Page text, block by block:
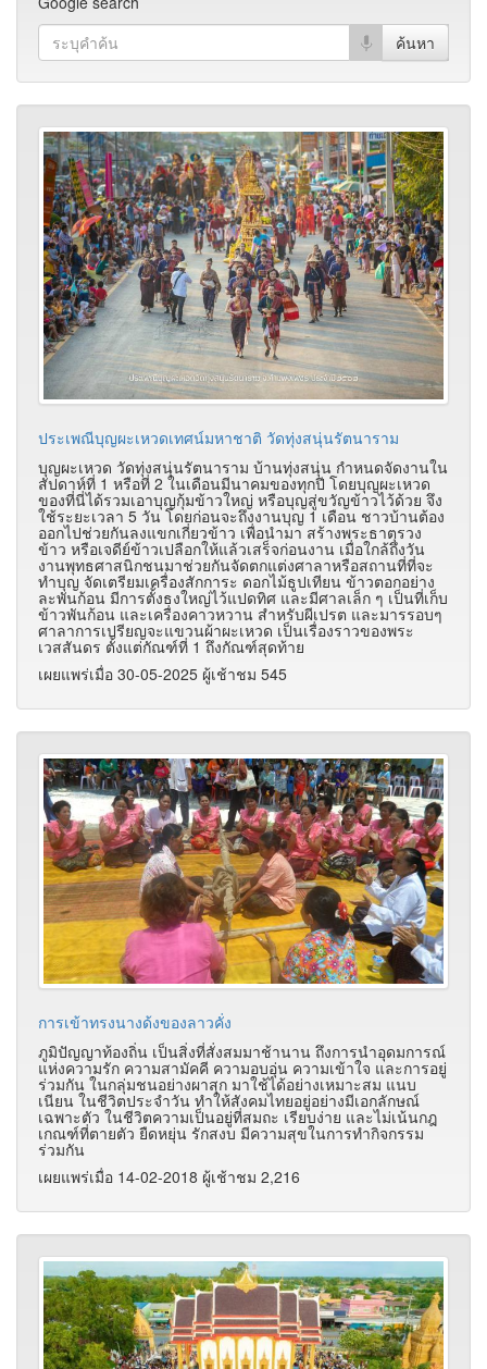
ประเพณีบุญผะเหวดเทศน์มหาชาติ วัดทุ่งสนุ่นรัตนาราม
บุญผะเหวด วัดทุ่งสนุ่นรัตนาราม บ้านทุ่งสนุ่น กำหนดจัดงานใน
สัปดาห์ที่ 1 หรือที่ 2 ในเดือนมีนาคมของทุกปี โดยบุญผะเหวด
ของที่นี่ได้รวมเอาบุญกุ้มข้าวใหญ่ หรือบุญสู่ขวัญข้าวไว้ด้วย จึง
ใช้ระยะเวลา 5 วัน โดยก่อนจะถึงงานบุญ 1 เดือน ชาวบ้านต้อง
ออกไปช่วยกันลงแขกเกี่ยวข้าว เพื่อนำมา สร้างพระธาตุรวง
ข้าว หรือเจดีย์ข้าวเปลือกให้แล้วเสร็จก่อนงาน เมื่อใกล้ถึงวัน
งานพุทธศาสนิกชนมาช่วยกันจัดตกแต่งศาลาหรือสถานที่ที่จะ
ทำบุญ จัดเตรียมเครื่องสักการะ ดอกไม้ธูปเทียน ข้าวตอกอย่าง
ละพันก้อน มีการตั้งธงใหญ่ไว้แปดทิศ และมีศาลเล็ก ๆ เป็นที่เก็บ
ข้าวพันก้อน และเครื่องคาวหวาน สำหรับผีเปรต และมารรอบๆ
ศาลาการเปรียญจะแขวนผ้าผะเหวด เป็นเรื่องราวของพระ
เวสสันดร ตั้งแต่กัณฑ์ที่ 1 ถึงกัณฑ์สุดท้าย
เผยแพร่เมื่อ 30-05-2025 ผู้เช้าชม 545
การเข้าทรงนางด้งของลาวคั่ง
ภูมิปัญญาท้องถิ่น เป็นสิ่งที่สั่งสมมาช้านาน ถึงการนำอุดมการณ์
แห่งความรัก ความสามัคคี ความอบอุ่น ความเข้าใจ และการอยู่
ร่วมกัน ในกลุ่มชนอย่างผาสุก มาใช้ได้อย่างเหมาะสม แนบ
เนียน ในชีวิตประจำวัน ทำให้สังคมไทยอยู่อย่างมีเอกลักษณ์
เฉพาะตัว ในชีวิตความเป็นอยู่ที่สมถะ เรียบง่าย และไม่เน้นกฎ
เกณฑ์ที่ตายตัว ยืดหยุ่น รักสงบ มีความสุขในการทำกิจกรรม
ร่วมกัน
เผยแพร่เมื่อ 14-02-2018 ผู้เช้าชม 2,216